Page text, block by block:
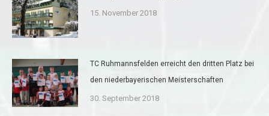
15. November 2018
TC Ruhmannsfelden erreicht den dritten Platz bei
den niederbayerischen Meisterschaften
30. September 2018